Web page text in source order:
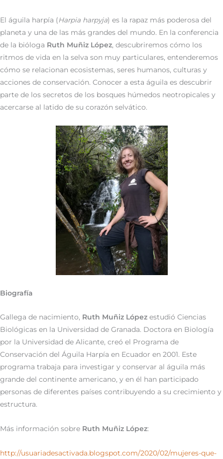
El águila harpía (Harpia harpyja) es la rapaz más poderosa del
planeta y una de las más grandes del mundo. En la conferencia
de la bióloga Ruth Muñiz López, descubriremos cómo los
ritmos de vida en la selva son muy particulares, entenderemos
cómo se relacionan ecosistemas, seres humanos, culturas y
acciones de conservación. Conocer a esta águila es descubrir
parte de los secretos de los bosques húmedos neotropicales y
acercarse al latido de su corazón selvático.
Biografía
Gallega de nacimiento, Ruth Muñiz López estudió Ciencias
Biológicas en la Universidad de Granada. Doctora en Biología
por la Universidad de Alicante, creó el Programa de
Conservación del Águila Harpía en Ecuador en 2001. Este
programa trabaja para investigar y conservar al águila más
grande del continente americano, y en él han participado
personas de diferentes países contribuyendo a su crecimiento y
estructura.
Más información sobre Ruth Muñiz López:
http://usuariadesactivada.blogspot.com/2020/02/mujeres-que-